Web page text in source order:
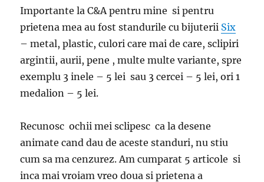
Importante la C&A pentru mine si pentru
prietena mea au fost standurile cu bijuterii Six
– metal, plastic, culori care mai de care, sclipiri
argintii, aurii, pene , multe multe variante, spre
exemplu 3 inele – 5 lei sau 3 cercei – 5 lei, ori 1
medalion – 5 lei.
Recunosc ochii mei sclipesc ca la desene
animate cand dau de aceste standuri, nu stiu
cum sa ma cenzurez. Am cumparat 5 articole si
inca mai vroiam vreo doua si prietena a